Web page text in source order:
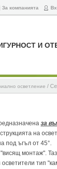
За компанията
И
осветление /
за
на
под ъгъл от 45°.
монтаж".
тип